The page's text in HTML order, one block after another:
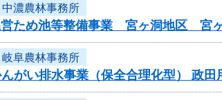
中濃農林事務所
営ため池等整備事業 宮ヶ洞地区 宮
岐阜農林事務所
んがい排水事業（保全合理化型） 政